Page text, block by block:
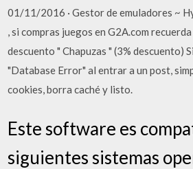
01/11/2016 · Gestor de emuladores ~
, si compras juegos en G2A.com
descuento " Chapuzas " (3% descuento)
"Database Error" al entrar a un post,
cookies, borra caché y listo.
Este software es
siguientes sistemas